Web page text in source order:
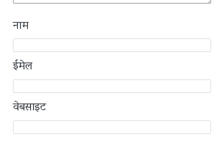
नाम
ईमेल
वेबसाइट